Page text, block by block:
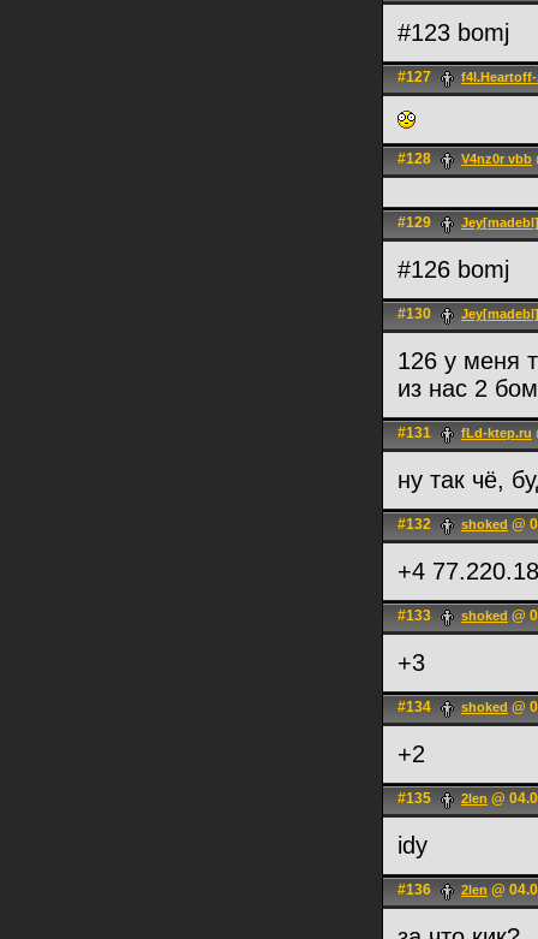
#123 bomj
#127
#128 V4nz0r vbb
#129 Jey[madebl]
#126 bomj
#130 Jey[madebl]
126 у меня
из нас 2
#131 fLd-ktep.ru
ну так чё,
#132 shoked @
+4
#133 shoked @
+3
#134 shoked @
+2
#135 2len @
idy
#136 2len @